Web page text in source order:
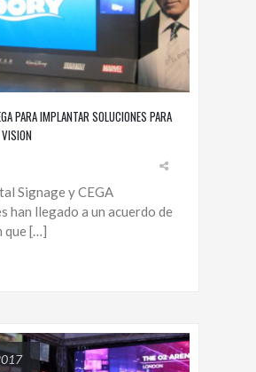
PARA IMPLANTAR SOLUCIONES PARA
Signage y CEGA
han llegado a un acuerdo de
que […]